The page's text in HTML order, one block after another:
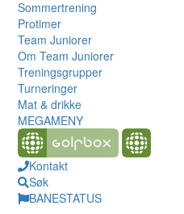
Sommertrening
Protimer
Team Juniorer
Om Team Juniorer
Treningsgrupper
Turneringer
Mat & drikke
MEGAMENY
Kontakt
Søk
BANESTATUS